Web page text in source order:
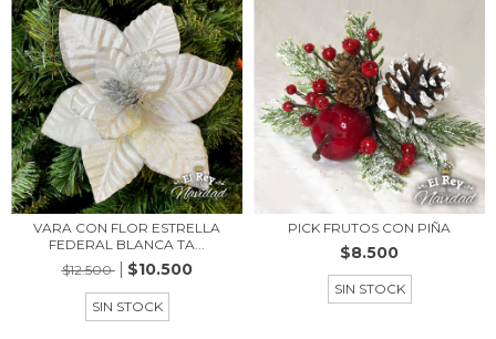
VARA CON FLOR ESTRELLA
FEDERAL BLANCA TA...
$12.500
$10.500
SIN STOCK
PICK FRUTOS CON PIÑA
$8.500
SIN STOCK